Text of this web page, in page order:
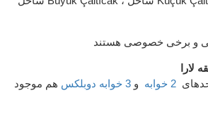
و برخی خصوصی هستند
لارا
2 خوابه و 3 خوابه دوبلکس
هم موجود